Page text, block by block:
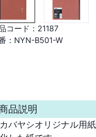
コード： 21187
： NYN-B501-W
品説明
バヤシオリジナル用